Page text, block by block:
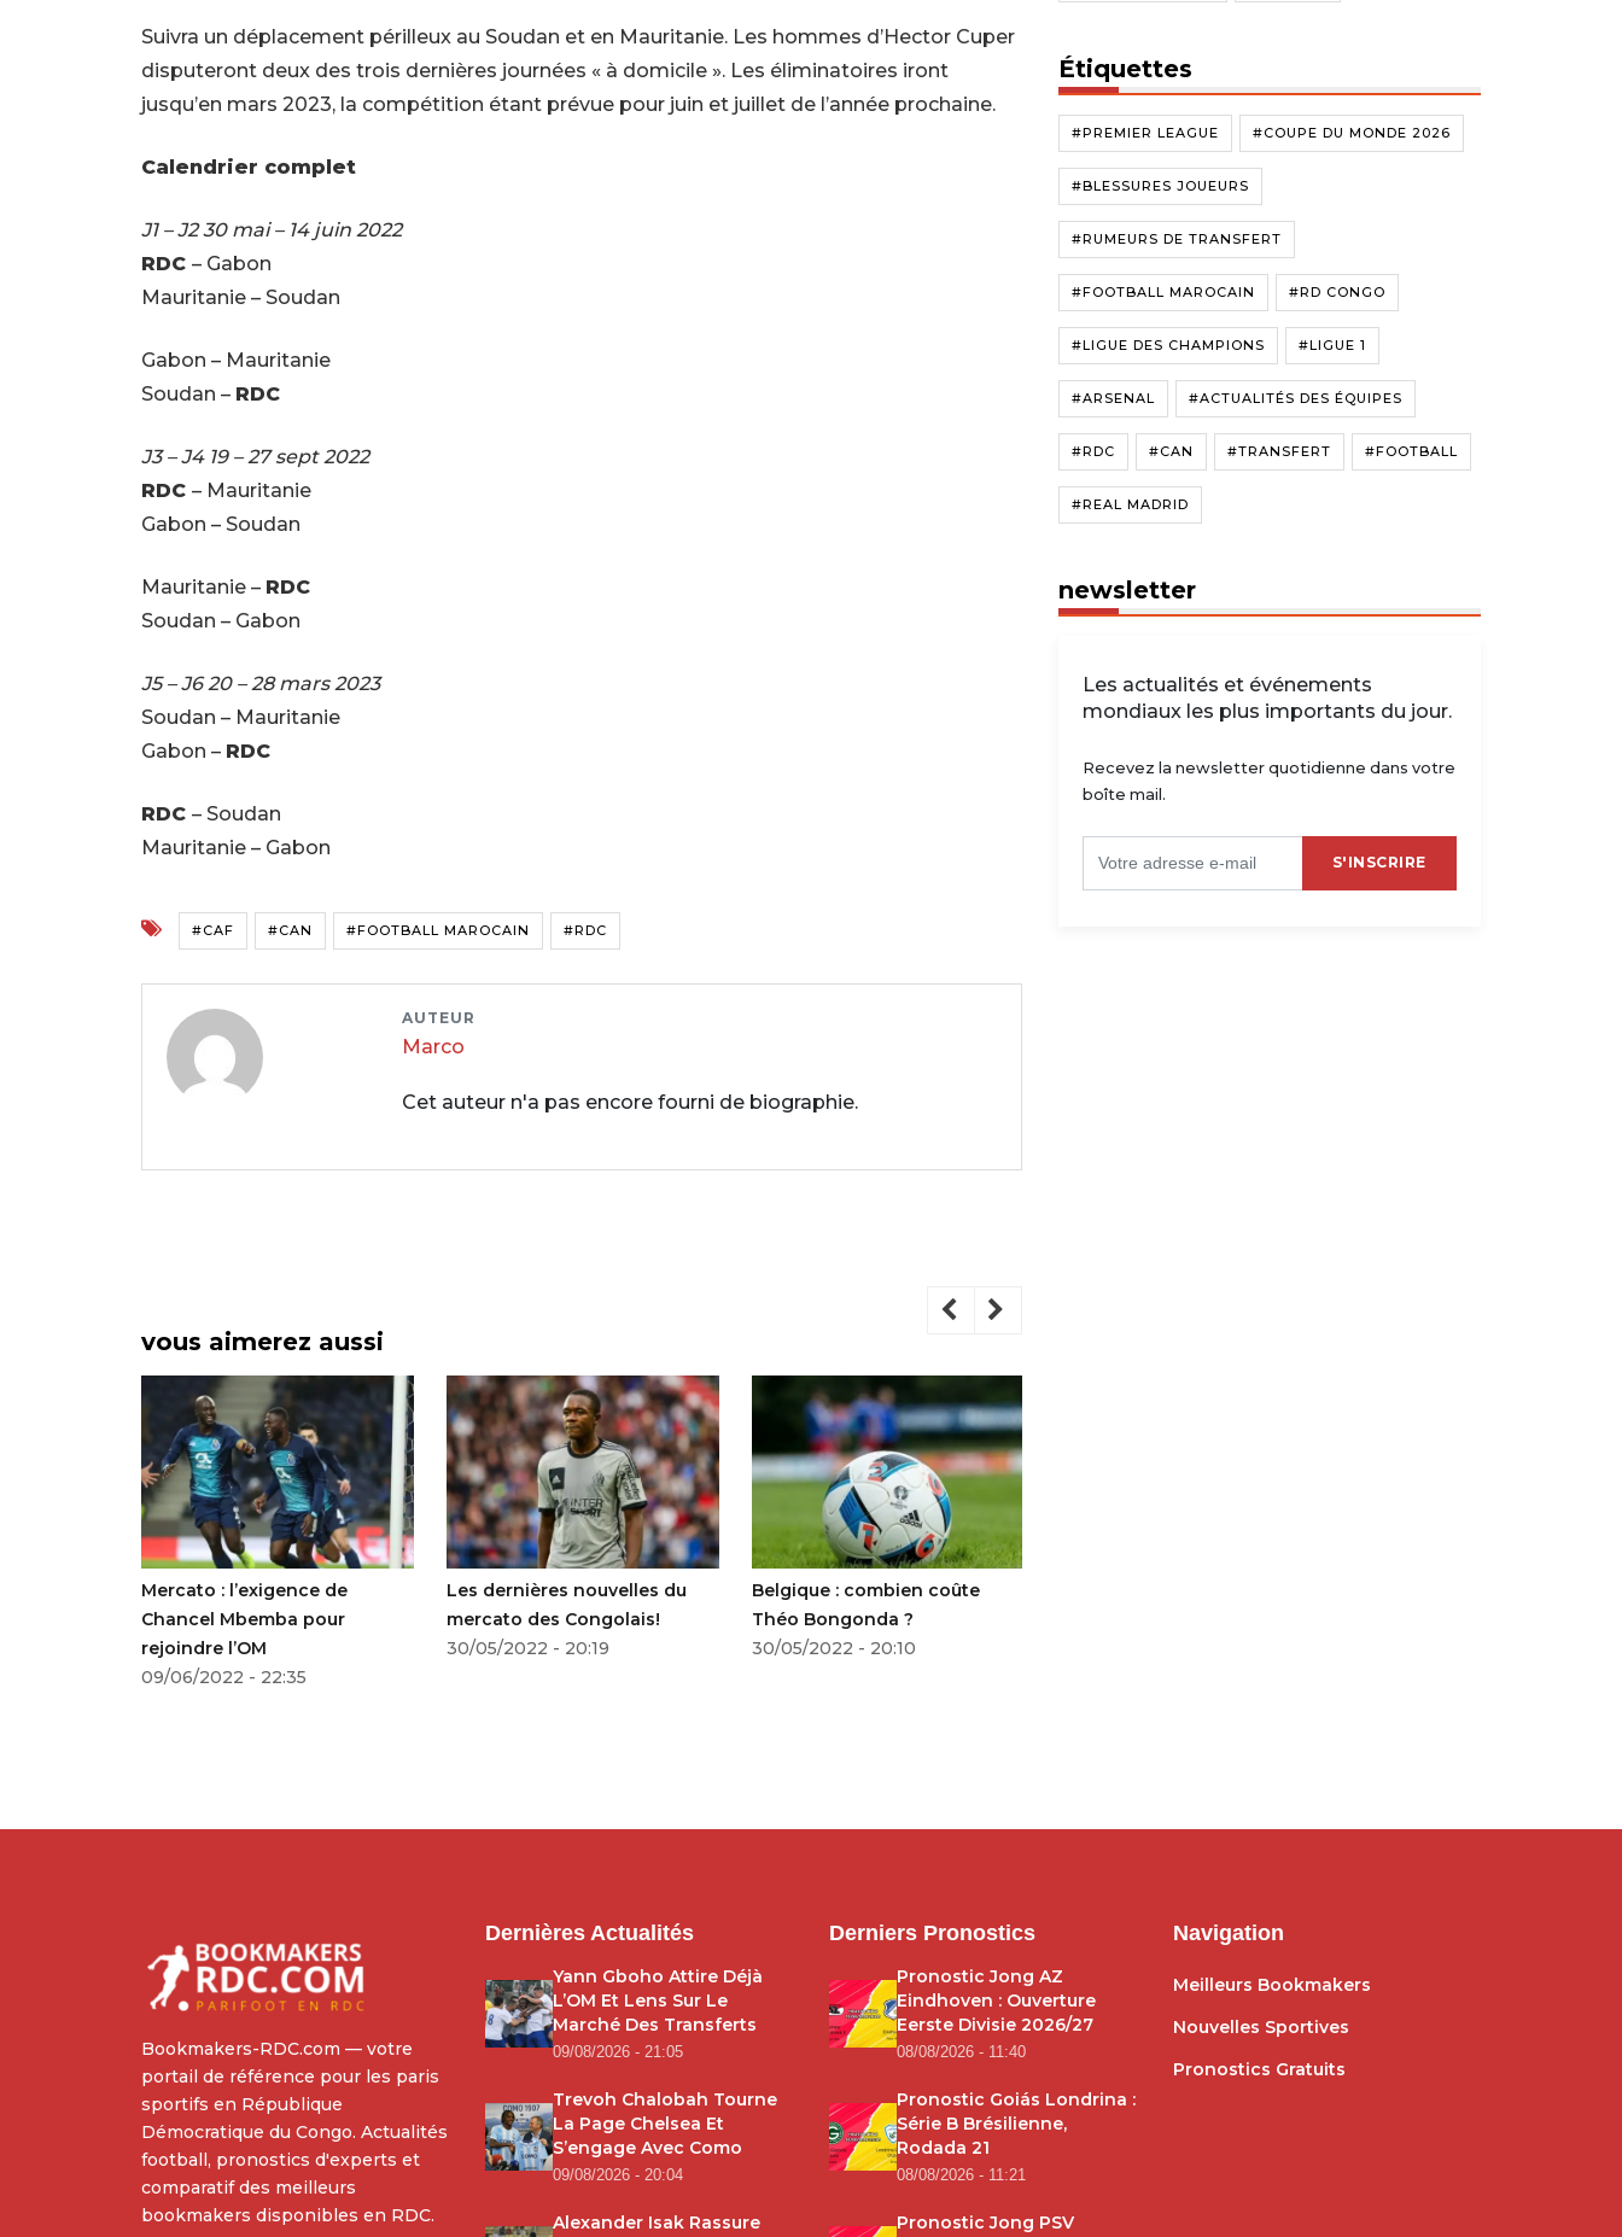
Suivra un déplacement périlleux au Soudan et en Mauritanie. Les hommes d’Hector Cuper
disputeront deux des trois dernières journées « à domicile ». Les éliminatoires iront
jusqu’en mars 2023, la compétition étant prévue pour juin et juillet de l’année prochaine.
Calendrier complet
J1 – J2 30 mai – 14 juin 2022
RDC – Gabon
Mauritanie – Soudan
Gabon – Mauritanie
Soudan – RDC
J3 – J4 19 – 27 sept 2022
RDC – Mauritanie
Gabon – Soudan
Mauritanie – RDC
Soudan – Gabon
J5 – J6 20 – 28 mars 2023
Soudan – Mauritanie
Gabon – RDC
RDC – Soudan
Mauritanie – Gabon
#CAF #CAN #FOOTBALL MAROCAIN #RDC
AUTEUR
Marco
Cet auteur n'a pas encore fourni de biographie.
vous aimerez aussi
Mercato : l’exigence de
Chancel Mbemba pour
rejoindre l’OM
09/06/2022 - 22:35
Les dernières nouvelles du
mercato des Congolais!
30/05/2022 - 20:19
Belgique : combien coûte
Théo Bongonda ?
30/05/2022 - 20:10
Étiquettes
#PREMIER LEAGUE #COUPE DU MONDE 2026
#BLESSURES JOUEURS
#RUMEURS DE TRANSFERT
#FOOTBALL MAROCAIN #RD CONGO
#LIGUE DES CHAMPIONS #LIGUE 1
#ARSENAL #ACTUALITÉS DES ÉQUIPES
#RDC #CAN #TRANSFERT #FOOTBALL
#REAL MADRID
newsletter
Les actualités et événements
mondiaux les plus importants du jour.
Recevez la newsletter quotidienne dans votre
boîte mail.
S'INSCRIRE
Bookmakers-RDC.com — votre
portail de référence pour les paris
sportifs en République
Démocratique du Congo. Actualités
football, pronostics d'experts et
comparatif des meilleurs
bookmakers disponibles en RDC.
Dernières Actualités
Yann Gboho Attire Déjà
L’OM Et Lens Sur Le
Marché Des Transferts
09/08/2026 - 21:05
Trevoh Chalobah Tourne
La Page Chelsea Et
S’engage Avec Como
09/08/2026 - 20:04
Alexander Isak Rassure
Derniers Pronostics
Pronostic Jong AZ
Eindhoven : Ouverture
Eerste Divisie 2026/27
08/08/2026 - 11:40
Pronostic Goiás Londrina :
Série B Brésilienne,
Rodada 21
08/08/2026 - 11:21
Pronostic Jong PSV
Navigation
Meilleurs Bookmakers
Nouvelles Sportives
Pronostics Gratuits